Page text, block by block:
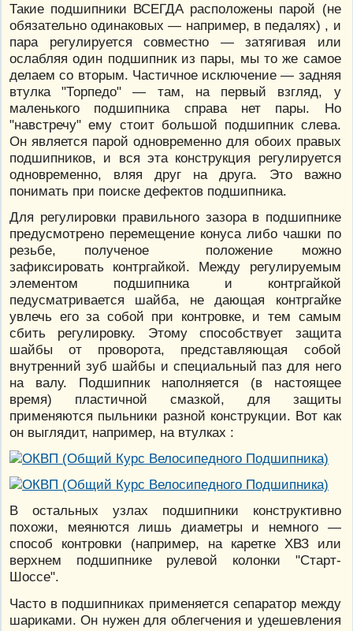
Такие подшипники ВСЕГДА расположены парой (не
обязательно одинаковых — например, в педалях) , и
пара регулируется совместно — затягивая или
ослабляя один подшипник из пары, мы то же самое
делаем со вторым. Частичное исключение — задняя
втулка "Торпедо" — там, на первый взгляд, у
маленького подшипника справа нет пары. Но
"навстречу" ему стоит большой подшипник слева.
Он является парой одновременно для обоих правых
подшипников, и вся эта конструкция регулируется
одновременно, вляя друг на друга. Это важно
понимать при поиске дефектов подшипника.
Для регулировки правильного зазора в подшипнике
предусмотрено перемещение конуса либо чашки по
резьбе, полученое положение можно
зафиксировать контргайкой. Между регулируемым
элементом подшипника и контргайкой
педусматривается шайба, не дающая контргайке
увлечь его за собой при контровке, и тем самым
сбить регулировку. Этому способствует защита
шайбы от проворота, представляющая собой
внутренний зуб шайбы и специальный паз для него
на валу. Подшипник наполняется (в настоящее
время) пластичной смазкой, для защиты
применяются пыльники разной конструкции. Вот как
он выглядит, например, на втулках :
В остальных узлах подшипники конструктивно
похожи, меянются лишь диаметры и немного —
способ контровки (например, на каретке ХВЗ или
верхнем подшипнике рулевой колонки "Старт-
Шоссе".
Часто в подшипниках применяется сепаратор между
шариками. Он нужен для облегчения и удешевления